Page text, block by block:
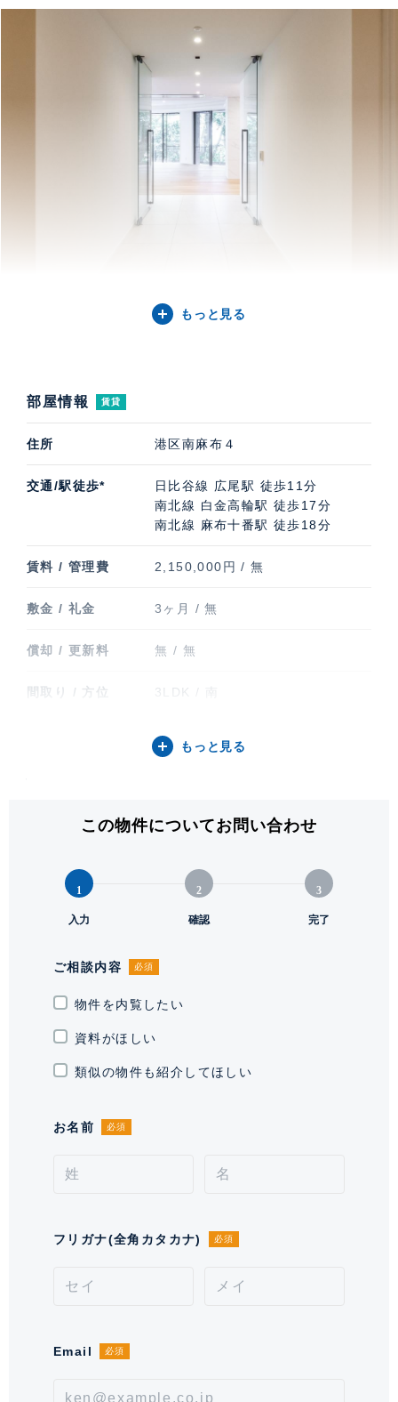
南麻布4丁目の閑静な邸宅地に佇む、重厚感のあるRC造レ
ジデンス。各住戸にシャッター付き平置き駐車場1台分とト
ランクルーム1区画を備えています。1フロア1住戸の設計に
より、高いプライバシー性を確保しています。
Living & Dining room
リビング・ダイニングに設けられていた段差を解消し、約
41.0帖の空間をひと続きのフラットな設えへ刷新。折り上
げ天井と間接照明が空間に奥行きをもたらし、ゆったりとし
に加え、壁面や床の一部には大理石調タイルを採用し、上質
なアクセントをプラス。大きなガラス面の先に広がる緑景
もっと見る
部屋情報 賃貸
住所 港区南麻布４
交通/駅徒歩*
日比谷線 広尾駅 徒歩11分
南北線 白金高輪駅 徒歩17分
南北線 麻布十番駅 徒歩18分
賃料 / 管理費 2,150,000円 / 無
敷金 / 礼金 3ヶ月 / 無
償却 / 更新料 無 / 無
間取り / 方位 3LDK / 南
263.41㎡ (79.68坪)
階建 / 所在階 地上6階建 / 1階部分
1988年8月
駐輪場・バイク置
き場
～301)
入居諸条件
ペット相談(中型犬15㎏迄相談・匹
■退去時:室内清掃費1,320円(税込)/㎡■ペット飼育時:敷
金1ヶ月上乗せ■鍵紛失時のシリンダー交換費
もっと見る
この物件についてお問い合わせ
1
入力
2
確認
3
完了
ご相談内容 必須
物件を内覧したい
資料がほしい
類似の物件も紹介してほしい
お名前 必須
フリガナ(全角カタカナ) 必須
Email 必須